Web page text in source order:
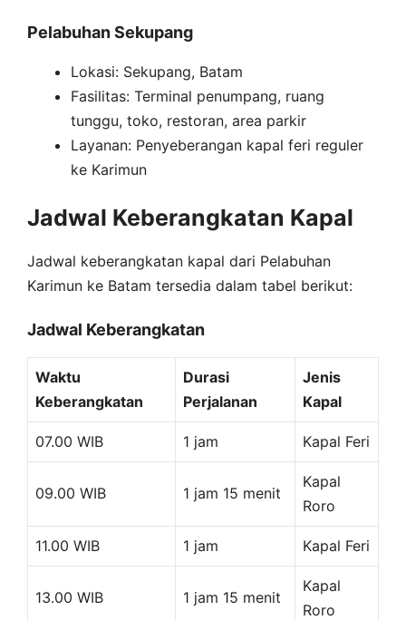
Pelabuhan Sekupang
Lokasi: Sekupang, Batam
Fasilitas: Terminal penumpang, ruang
tunggu, toko, restoran, area parkir
Layanan: Penyeberangan kapal feri reguler
ke Karimun
Jadwal Keberangkatan Kapal
Jadwal keberangkatan kapal dari Pelabuhan
Karimun ke Batam tersedia dalam tabel berikut:
Jadwal Keberangkatan
Waktu
Keberangkatan
Durasi
Perjalanan
Jenis
Kapal
07.00 WIB 1 jam Kapal Feri
09.00 WIB 1 jam 15 menit
Kapal
Roro
11.00 WIB 1 jam Kapal Feri
13.00 WIB 1 jam 15 menit
Kapal
Roro